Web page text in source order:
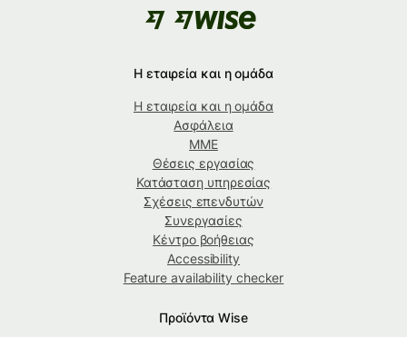
Η εταιρεία και η ομάδα
Η εταιρεία και η ομάδα
Ασφάλεια
ΜΜΕ
Θέσεις εργασίας
Κατάσταση υπηρεσίας
Σχέσεις επενδυτών
Συνεργασίες
Κέντρο βοήθειας
Accessibility
Feature availability checker
Προϊόντα Wise